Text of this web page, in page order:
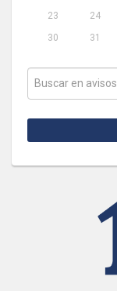
23
24
30
31